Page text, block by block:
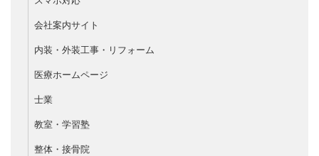
会社案内サイト
内装・外装工事・リフォーム
医療ホームページ
士業
教室・学習塾
整体・接骨院